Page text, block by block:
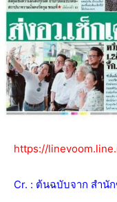
https://
Cr. : ต้นฉบับจาก สำนั